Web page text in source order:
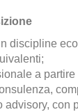
discipline
a partire
advisory, con